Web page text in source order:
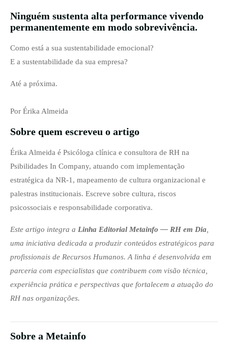
Ninguém sustenta alta performance vivendo
permanentemente em modo sobrevivência.
Como está a sua sustentabilidade emocional?
E a sustentabilidade da sua empresa?
Até a próxima.
Por Érika Almeida
Sobre quem escreveu o artigo
Érika Almeida é Psicóloga clínica e consultora de RH na
Psibilidades In Company, atuando com implementação
estratégica da NR‑1, mapeamento de cultura organizacional e
palestras institucionais. Escreve sobre cultura, riscos
psicossociais e responsabilidade corporativa.
Este artigo integra a Linha Editorial Metainfo — RH em Dia
uma iniciativa dedicada a produzir conteúdos estratégicos para
profissionais de Recursos Humanos. A linha é desenvolvida em
parceria com especialistas que contribuem com visão técnica,
experiência prática e perspectivas que fortalecem a atuação do
RH nas organizações.
Sobre a Metainfo